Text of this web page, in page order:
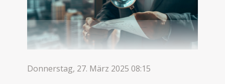
Donnerstag, 27. März 2025 08:15